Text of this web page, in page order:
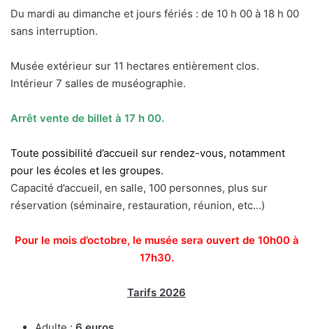
Du mardi au dimanche et jours fériés : de 10 h 00 à 18 h 00
sans interruption.
Musée extérieur sur 11 hectares entièrement clos.
Intérieur 7 salles de muséographie.
Arrêt vente de billet à 17 h 00.
Toute possibilité d’accueil sur rendez-vous, notamment
pour les écoles et les groupes.
Capacité d’accueil, en salle, 100 personnes, plus sur
réservation (séminaire, restauration, réunion, etc…)
Pour le mois d’octobre, le musée sera ouvert de 10h00 à
17h30.
Tarifs 2026